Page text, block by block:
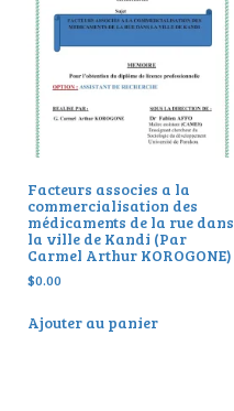
Facteurs associes a la
commercialisation des
médicaments de la rue dans
la ville de Kandi (Par
Carmel Arthur KOROGONE)
$0.00
Ajouter au panier